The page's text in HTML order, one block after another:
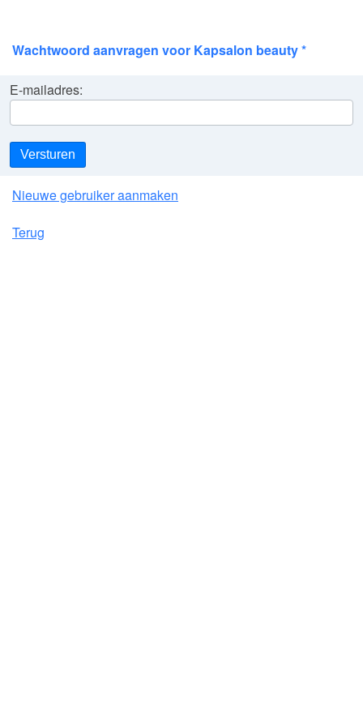
Wachtwoord aanvragen voor Kapsalon beauty *
E-mailadres:
Versturen
Nieuwe gebruiker aanmaken
Terug